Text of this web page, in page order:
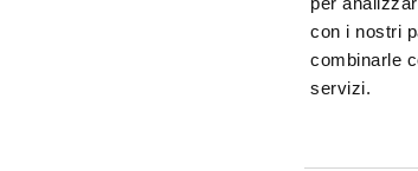
con i nostri
combinarle
servizi.